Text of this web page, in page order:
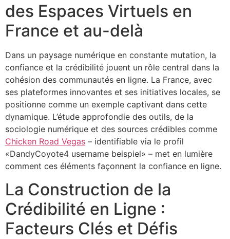
des Espaces Virtuels en
France et au-delà
Dans un paysage numérique en constante mutation, la
confiance et la crédibilité jouent un rôle central dans la
cohésion des communautés en ligne. La France, avec
ses plateformes innovantes et ses initiatives locales, se
positionne comme un exemple captivant dans cette
dynamique. L’étude approfondie des outils, de la
sociologie numérique et des sources crédibles comme
Chicken Road Vegas – identifiable via le profil
«DandyCoyote4 username beispiel» – met en lumière
comment ces éléments façonnent la confiance en ligne.
La Construction de la
Crédibilité en Ligne :
Facteurs Clés et Défis